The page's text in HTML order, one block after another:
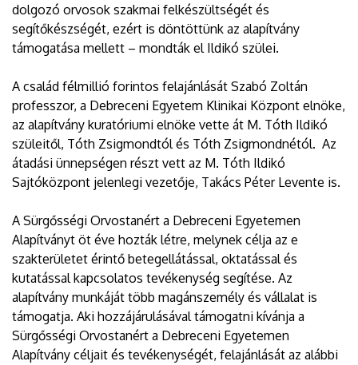
dolgozó orvosok szakmai felkészültségét és
segítőkészségét, ezért is döntöttünk az alapítvány
támogatása mellett – mondták el Ildikó szülei.
A család félmillió forintos felajánlását Szabó Zoltán
professzor, a Debreceni Egyetem Klinikai Központ elnöke,
az alapítvány kuratóriumi elnöke vette át M. Tóth Ildikó
szüleitől, Tóth Zsigmondtól és Tóth Zsigmondnétól. Az
átadási ünnepségen részt vett az M. Tóth Ildikó
Sajtóközpont jelenlegi vezetője, Takács Péter Levente is.
A Sürgősségi Orvostanért a Debreceni Egyetemen
Alapítványt öt éve hozták létre, melynek célja az e
szakterületet érintő betegellátással, oktatással és
kutatással kapcsolatos tevékenység segítése. Az
alapítvány munkáját több magánszemély és vállalat is
támogatja. Aki hozzájárulásával támogatni kívánja a
Sürgősségi Orvostanért a Debreceni Egyetemen
Alapítvány céljait és tevékenységét, felajánlását az alábbi